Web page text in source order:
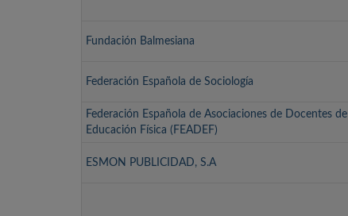
Fundación Balmesiana
Federación Española de Sociología
Federación Española de Asociaciones de Docentes de
Educación Física (FEADEF)
ESMON PUBLICIDAD, S.A